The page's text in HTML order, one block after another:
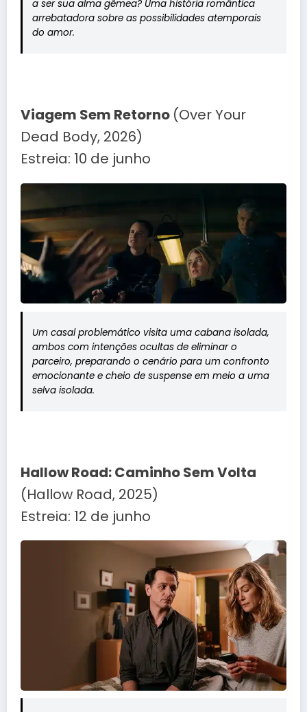
a ser sua alma gêmea? Uma história romântica
arrebatadora sobre as possibilidades atemporais
do amor.
Viagem Sem Retorno (Over Your
Dead Body, 2026)
Estreia: 10 de junho
Um casal problemático visita uma cabana isolada,
ambos com intenções ocultas de eliminar o
parceiro, preparando o cenário para um confronto
emocionante e cheio de suspense em meio a uma
selva isolada.
Hallow Road: Caminho Sem Volta
(Hallow Road, 2025)
Estreia: 12 de junho